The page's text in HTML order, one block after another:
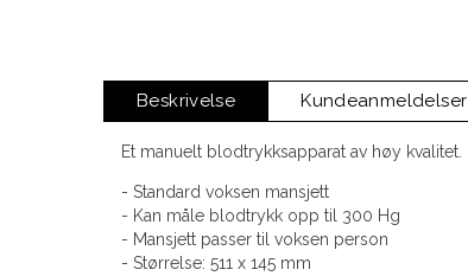
Beskrivelse Kundeanmeldelser
Et manuelt blodtrykksapparat av høy kvalitet.
- Standard voksen mansjett
- Kan måle blodtrykk opp til 300 Hg
- Mansjett passer til voksen person
- Størrelse: 511 x 145 mm